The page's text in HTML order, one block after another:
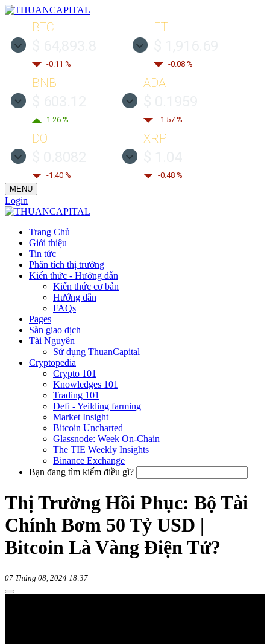
BTC
-0.11 %
ETH
-0.08 %
BNB
1.26 %
ADA
-1.57 %
DOT
-1.40 %
XRP
-0.48 %
MENU
Login
Trang Chủ
Giới thiệu
Tin tức
Phân tích thị trường
Kiến thức - Hướng dẫn
Kiến thức cơ bản
Hướng dẫn
FAQs
Pages
Sàn giao dịch
Tài Nguyên
Sử dụng ThuanCapital
Cryptopedia
Crypto 101
Knowledges 101
Trading 101
Defi - Yeilding farming
Market Insight
Bitcoin Uncharted
Glassnode: Week On-Chain
The TIE Weekly Insights
Binance Exchange
Bạn đang tìm kiếm điều gì?
Thị Trường Hồi Phục: Bộ Tài
Chính Bơm 50 Tỷ USD |
Bitcoin Là Vàng Điện Tử?
07 Tháng 08, 2024 18:37